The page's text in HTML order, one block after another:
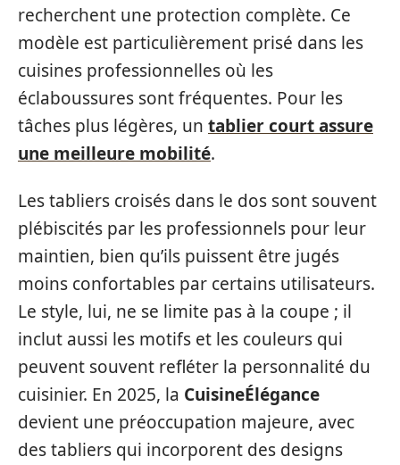
recherchent une protection complète. Ce
modèle est particulièrement prisé dans les
cuisines professionnelles où les
éclaboussures sont fréquentes. Pour les
tâches plus légères, un tablier court assure
une meilleure mobilité.
Les tabliers croisés dans le dos sont souvent
plébiscités par les professionnels pour leur
maintien, bien qu’ils puissent être jugés
moins confortables par certains utilisateurs.
Le style, lui, ne se limite pas à la coupe ; il
inclut aussi les motifs et les couleurs qui
peuvent souvent refléter la personnalité du
cuisinier. En 2025, la CuisineÉlégance
devient une préoccupation majeure, avec
des tabliers qui incorporent des designs